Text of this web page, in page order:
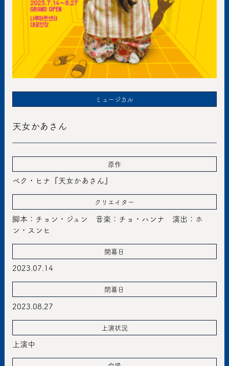
ミュージカル
天女かあさん
原作
ベク・ヒナ『天女かあさん』
クリエイター
脚本：チョン・ジュン 音楽：チョ・ハンナ 演出：ホ
ン・スンヒ
開幕日
2023.07.14
閉幕日
2023.08.27
上演状況
上演中